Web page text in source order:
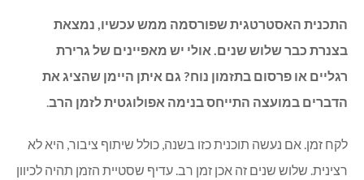
התכנית האסטרטגית שפורסמה ממש עכשיו, נמצאת
בצנרת כבר שלוש שנים. אולי יש מאפיינים של גרירת
רגליים או פרסום בתזמון נוח? גם איתן היימן שהציג את
הדברים במועצה התייחס בנימה אפולוגטית לזמן הרב
לקח זמן. אם נעשה תוכנית כזו בשנה, כולל שיתוף ציבור, היא לא
רצינית. שלוש שנים זה אכן זמן רב. עדיף שסטיית הזמן תהיה לכיוון